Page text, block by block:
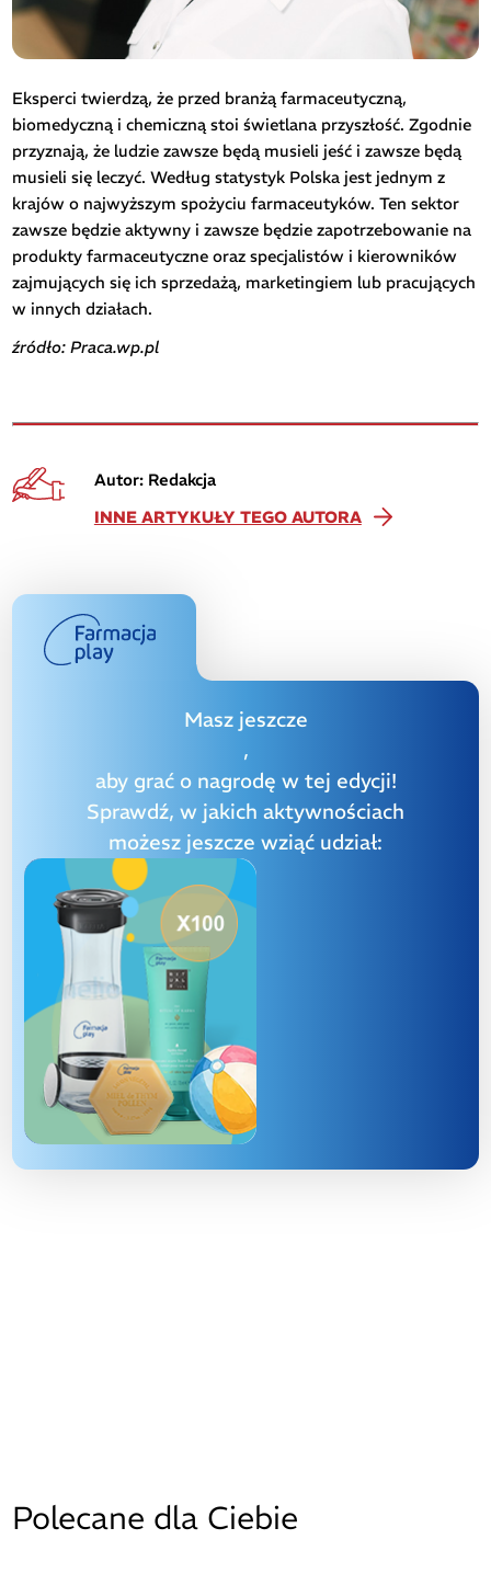
Eksperci twierdzą, że przed branżą farmaceutyczną,
biomedyczną i chemiczną stoi świetlana przyszłość. Zgodnie
przyznają, że ludzie zawsze będą musieli jeść i zawsze będą
musieli się leczyć. Według statystyk Polska jest jednym z
krajów o najwyższym spożyciu farmaceutyków. Ten sektor
zawsze będzie aktywny i zawsze będzie zapotrzebowanie na
produkty farmaceutyczne oraz specjalistów i kierowników
zajmujących się ich sprzedażą, marketingiem lub pracujących
w innych działach.
źródło: Praca.wp.pl
Autor: Redakcja
INNE ARTYKUŁY TEGO AUTORA
Masz jeszcze
,
aby grać o nagrodę w tej edycji!
Sprawdź, w jakich aktywnościach
możesz jeszcze wziąć udział:
Polecane dla Ciebie